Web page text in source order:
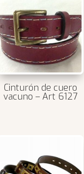
Cinturón de cuero
vacuno – Art 6127